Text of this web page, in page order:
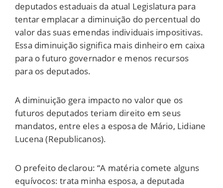
deputados estaduais da atual Legislatura para
tentar emplacar a diminuição do percentual do
valor das suas emendas individuais impositivas.
Essa diminuição significa mais dinheiro em caixa
para o futuro governador e menos recursos
para os deputados.
A diminuição gera impacto no valor que os
futuros deputados teriam direito em seus
mandatos, entre eles a esposa de Mário, Lidiane
Lucena (Republicanos).
O prefeito declarou: “A matéria comete alguns
equívocos: trata minha esposa, a deputada